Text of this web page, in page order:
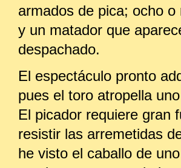
armados de pica; ocho
y un matador que
despachado.
El espectáculo pronto
pues el toro atropella
El picador requiere gran
resistir las arremetidas
he visto el caballo de